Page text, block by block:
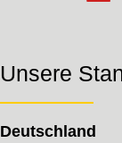
Unsere
Deutschland